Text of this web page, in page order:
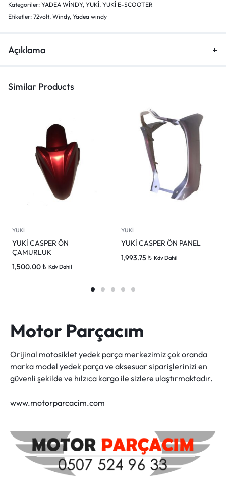
Kategoriler: YADEA WİNDY, YUKİ, YUKİ E-SCOOTER
Etiketler: 72volt, Windy, Yadea windy
Açıklama
Similar Products
YUKİ
YUKİ CASPER ÖN
ÇAMURLUK
1,500.00₺ Kdv Dahil
YUKİ
YUKİ CASPER ÖN PANEL
1,993.75 ₺ Kdv Dahil
Motor Parçacım
Orijinal motosiklet yedek parça merkezimiz çok oranda
marka model yedek parça ve aksesuar siparişlerinizi en
güvenli şekilde ve hılzıca kargo ile sizlere ulaştırmaktadır.
www.motorparcacim.com